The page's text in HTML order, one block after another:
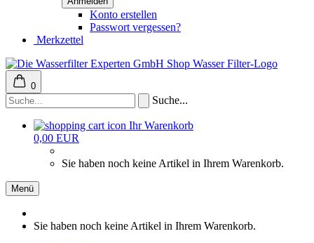
Konto erstellen
Passwort vergessen?
Merkzettel
0
Suche...
Ihr Warenkorb
0,00 EUR
Sie haben noch keine Artikel in Ihrem Warenkorb.
Menü
Sie haben noch keine Artikel in Ihrem Warenkorb.